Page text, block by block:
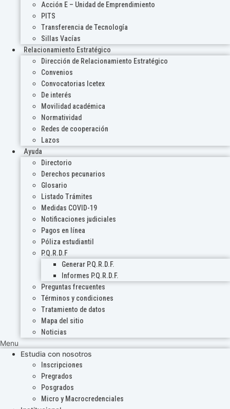
Acción E – Unidad de Emprendimiento
PITS
Transferencia de Tecnología
Sillas Vacías
Relacionamiento Estratégico
Dirección de Relacionamiento Estratégico
Convenios
Convocatorias Icetex
De interés
Movilidad académica
Normatividad
Redes de cooperación
Lazos
Ayuda
Directorio
Derechos pecunarios
Glosario
Listado Trámites
Medidas COVID-19
Notificaciones judiciales
Pagos en línea
Póliza estudiantil
P.Q.R.D.F
Generar P.Q.R.D.F.
Informes P.Q.R.D.F.
Preguntas frecuentes
Términos y condiciones
Tratamiento de datos
Mapa del sitio
Noticias
Menu
Estudia con nosotros
Inscripciones
Pregrados
Posgrados
Micro y Macrocredenciales